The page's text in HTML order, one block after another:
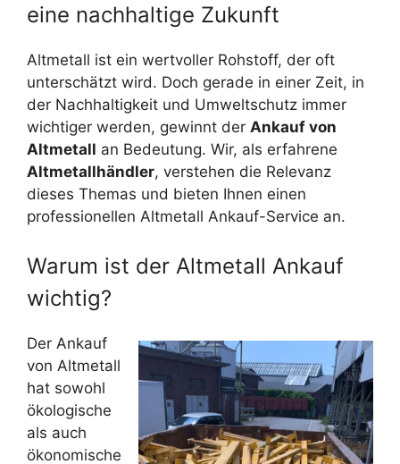
eine nachhaltige Zukunft
Altmetall ist ein wertvoller Rohstoff, der oft
unterschätzt wird. Doch gerade in einer Zeit, in
der Nachhaltigkeit und Umweltschutz immer
wichtiger werden, gewinnt der Ankauf von
Altmetall an Bedeutung. Wir, als erfahrene
Altmetallhändler, verstehen die Relevanz
dieses Themas und bieten Ihnen einen
professionellen Altmetall Ankauf-Service an.
Warum ist der Altmetall Ankauf
wichtig?
Der Ankauf
von Altmetall
hat sowohl
ökologische
als auch
ökonomische